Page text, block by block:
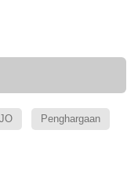
Penghargaan